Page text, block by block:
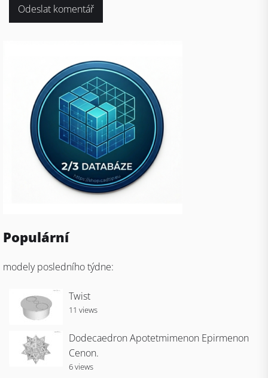
Populární
modely posledního týdne:
Twist
11 views
Dodecaedron Apotetmimenon Epirmenon
Cenon.
6 views